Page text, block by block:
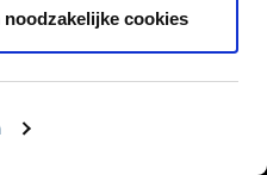
noodzakelijke cookies